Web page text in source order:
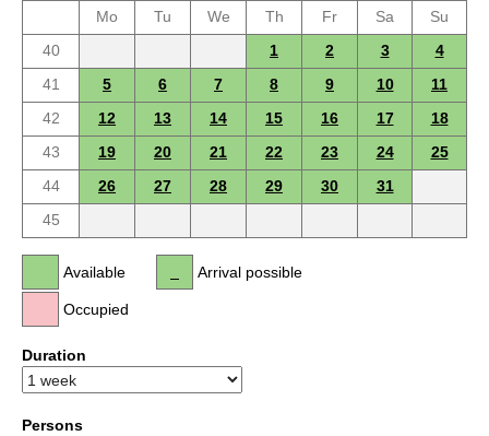
Mo
Tu We Th Fr Sa
Su
40
1 2 3
4
41
5 6 7 8 9 10
11
42
12 13 14 15 16 17
18
43
19 20 21 22 23 24
25
44
26 27 28 29 30
31
45
Available
Occupied
Arrival possible
Duration
Persons